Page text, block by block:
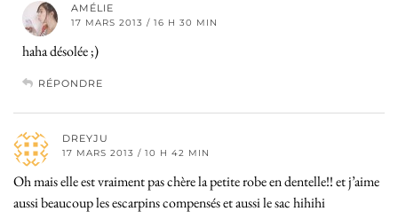
AMÉLIE
17 MARS 2013 / 16 H 30 MIN
haha désolée ;)
RÉPONDRE
DREYJU
17 MARS 2013 / 10 H 42 MIN
Oh mais elle est vraiment pas chère la petite robe en dentelle!! et j’aime
aussi beaucoup les escarpins compensés et aussi le sac hihihi